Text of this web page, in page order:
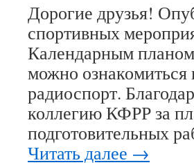
Дорогие друзья!
спортивных
Календарным
можно ознакомиться
радиоспорт.
коллегию КФРР за
подготовительных
Читать далее →